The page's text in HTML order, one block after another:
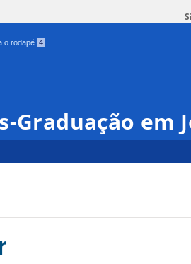
o rodapé 4
Graduação em